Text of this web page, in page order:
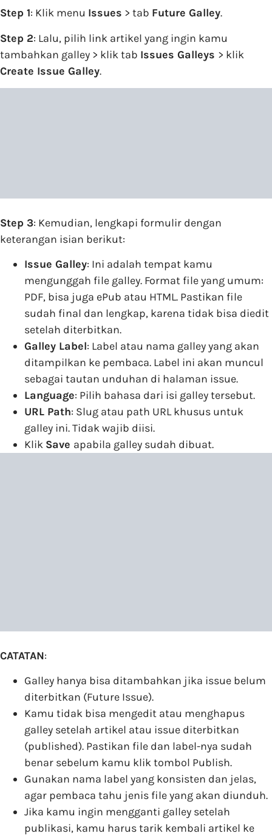
Step 1: Klik menu Issues > tab Future Galley.
Step 2: Lalu, pilih link artikel yang ingin kamu
tambahkan galley > klik tab Issues Galleys > klik
Create Issue Galley.
Step 3: Kemudian, lengkapi formulir dengan
keterangan isian berikut:
Issue Galley: Ini adalah tempat kamu
mengunggah file galley. Format file yang umum:
PDF, bisa juga ePub atau HTML. Pastikan file
sudah final dan lengkap, karena tidak bisa diedit
setelah diterbitkan.
Galley Label: Label atau nama galley yang akan
ditampilkan ke pembaca. Label ini akan muncul
sebagai tautan unduhan di halaman issue.
Language: Pilih bahasa dari isi galley tersebut.
URL Path: Slug atau path URL khusus untuk
galley ini. Tidak wajib diisi.
Klik Save apabila galley sudah dibuat.
CATATAN:
Galley hanya bisa ditambahkan jika issue belum
diterbitkan (Future Issue).
Kamu tidak bisa mengedit atau menghapus
galley setelah artikel atau issue diterbitkan
(published). Pastikan file dan label-nya sudah
benar sebelum kamu klik tombol Publish.
Gunakan nama label yang konsisten dan jelas,
agar pembaca tahu jenis file yang akan diunduh.
Jika kamu ingin mengganti galley setelah
publikasi, kamu harus tarik kembali artikel ke